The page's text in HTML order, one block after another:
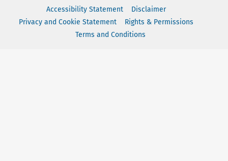
Accessibility Statement
Disclaimer
Privacy and Cookie Statement
Rights & Permissions
Terms and Conditions